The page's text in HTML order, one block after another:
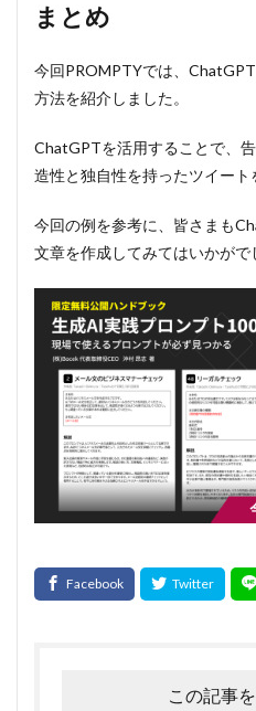
まとめ
今回PROMPTYでは、
方法を紹介しました。
ChatGPTを活用することで、
造性と独自性を持ったツイート
今回の例を参考に、皆さまも
文章を作成してみてはいかがで
この記事